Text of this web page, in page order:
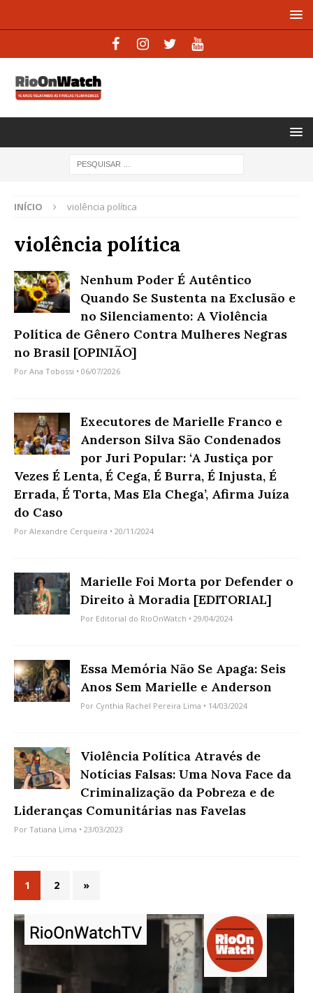
INÍCIO violência política
violência política
Nenhum Poder É Autêntico
Quando Se Sustenta na Exclusão e
no Silenciamento: A Violência
Política de Gênero Contra Mulheres Negras
no Brasil [OPINIÃO]
Por Ana Tobossi • 06/07/2026
Executores de Marielle Franco e
Anderson Silva São Condenados
por Juri Popular: ‘A Justiça por
Vezes É Lenta, É Cega, É Burra, É Injusta, É
Errada, É Torta, Mas Ela Chega’, Afirma Juíza
do Caso
Por Alexandre Cerqueira • 20/11/2024
Marielle Foi Morta por Defender o
Direito à Moradia [EDITORIAL]
Por Editorial do RioOnWatch • 29/04/2024
Essa Memória Não Se Apaga: Seis
Anos Sem Marielle e Anderson
Por Cynthia Rachel Pereira Lima • 14/03/2024
Violência Política Através de
Notícias Falsas: Uma Nova Face da
Criminalização da Pobreza e de
Lideranças Comunitárias nas Favelas
Por Tatiana Lima • 23/03/2023
1 2 »